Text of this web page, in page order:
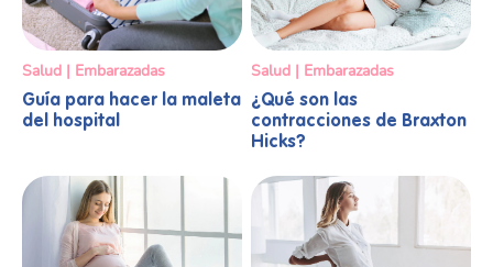
Salud | Embarazadas
Guía para hacer la maleta
del hospital
Salud | Embarazadas
¿Qué son las
contracciones de Braxton
Hicks?